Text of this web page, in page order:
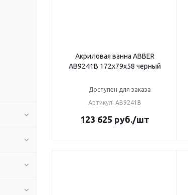
Акриловая ванна ABBER
AB9241B 172х79х58 черный
Доступен для заказа
Артикул: AB9241B
123 625 руб./шт